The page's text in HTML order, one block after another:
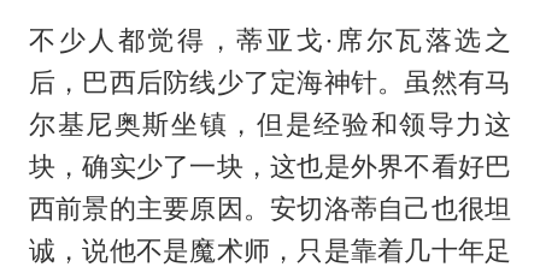
不少人都觉得，蒂亚戈·席尔瓦落选之
后，巴西后防线少了定海神针。虽然有马
尔基尼奥斯坐镇，但是经验和领导力这
块，确实少了一块，这也是外界不看好巴
西前景的主要原因。安切洛蒂自己也很坦
诚，说他不是魔术师，只是靠着几十年足